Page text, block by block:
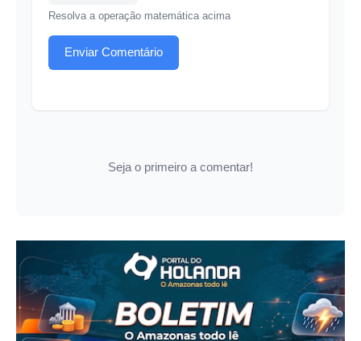
Resolva a operação matemática acima
Enviar Comentário
Seja o primeiro a comentar!